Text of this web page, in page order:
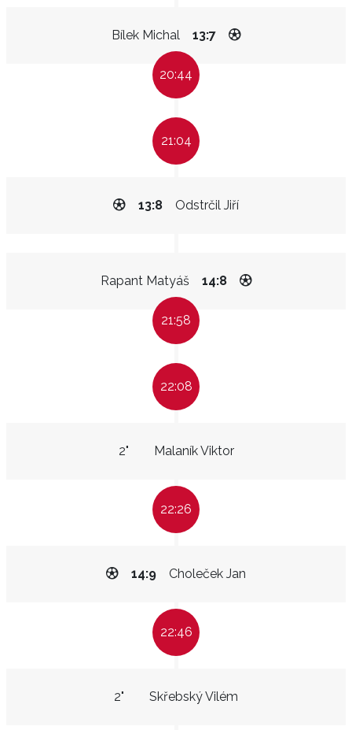
Bílek Michal 13:7
20:44
21:04
Odstrčil Jiří
13:8
Rapant Matyáš 14:8
21:58
22:08
Malaník Viktor
2"
22:26
Choleček Jan
14:9
22:46
Skřebský Vilém
2"